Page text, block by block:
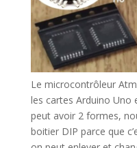
Le microcontrôleur
les cartes Arduino Uno
peut avoir 2 formes,
boitier DIP parce que